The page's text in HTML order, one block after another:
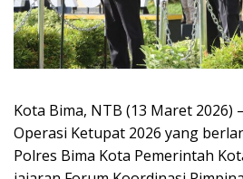
Kota Bima, NTB (13 Maret 2026)
Operasi Ketupat 2026 yang
Polres Bima Kota Pemerintah